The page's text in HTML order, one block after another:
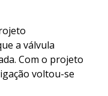
a válvula
Com o projeto
voltou-se